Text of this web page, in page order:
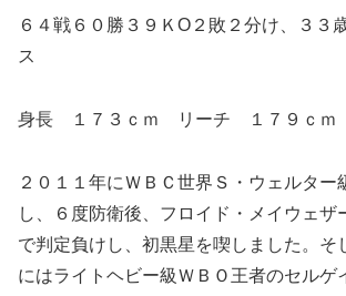
６４戦６０勝３９ＫO２敗２分け、３
ス
身長 １７３ｃｍ リーチ １７９ｃｍ
２０１１年にＷＢＣ世界Ｓ・ウェルター
し、６度防衛後、フロイド・メイウェザ
で判定負けし、初黒星を喫しました。そ
にはライトヘビー級ＷＢＯ王者のセルゲ